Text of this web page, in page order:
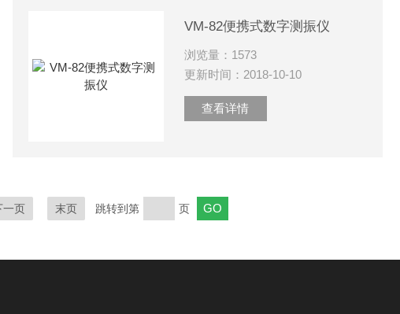
VM-82便携式数字测振仪
浏览量：1573
更新时间：2018-10-10
查看详情
一页 末页 跳转到第 页